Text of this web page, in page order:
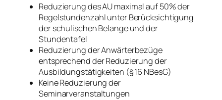
Reduzierung des AU maximal auf 50% der
Regelstundenzahl unter Berücksichtigung
der schulischen Belange und der
Stundentafel
Reduzierung der Anwärterbezüge
entsprechend der Reduzierung der
Ausbildungstätigkeiten (§ 16 NBesG)
Keine Reduzierung der
Seminarveranstaltungen